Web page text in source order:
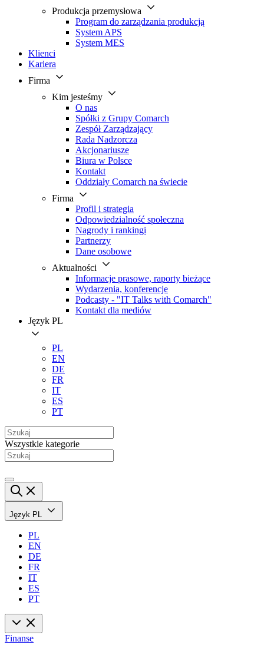
Produkcja przemysłowa
Program do zarządzania produkcją
System APS
System MES
Klienci
Kariera
Firma
Kim jesteśmy
O nas
Spółki z Grupy Comarch
Zespół Zarządzający
Rada Nadzorcza
Akcjonariusze
Biura w Polsce
Kontakt
Oddziały Comarch na świecie
Firma
Profil i strategia
Odpowiedzialność społeczna
Nagrody i rankingi
Partnerzy
Dane osobowe
Aktualności
Informacje prasowe, raporty bieżące
Wydarzenia, konferencje
Podcasty - "IT Talks with Comarch"
Kontakt dla mediów
Język PL
PL
EN
DE
FR
IT
ES
PT
Wszystkie kategorie
Język PL
PL
EN
DE
FR
IT
ES
PT
Finanse